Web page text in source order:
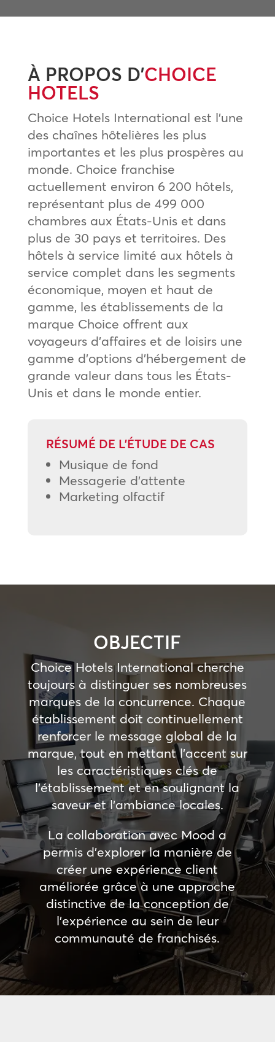
À PROPOS D’CHOICE
HOTELS
Choice Hotels International est l’une
des chaînes hôtelières les plus
importantes et les plus prospères au
monde. Choice franchise
actuellement environ 6 200 hôtels,
représentant plus de 499 000
chambres aux États-Unis et dans
plus de 30 pays et territoires. Des
hôtels à service limité aux hôtels à
service complet dans les segments
économique, moyen et haut de
gamme, les établissements de la
marque Choice offrent aux
voyageurs d’affaires et de loisirs une
gamme d’options d’hébergement de
grande valeur dans tous les États-
Unis et dans le monde entier.
RÉSUMÉ DE L’ÉTUDE DE CAS
Musique de fond
Messagerie d’attente
Marketing olfactif
OBJECTIF
Choice Hotels International cherche
toujours à distinguer ses nombreuses
marques de la concurrence. Chaque
établissement doit continuellement
renforcer le message global de la
marque, tout en mettant l’accent sur
les caractéristiques clés de
l’établissement et en soulignant la
saveur et l’ambiance locales.
La collaboration avec Mood a
permis d’explorer la manière de
créer une expérience client
améliorée grâce à une approche
distinctive de la conception de
l’expérience au sein de leur
communauté de franchisés.